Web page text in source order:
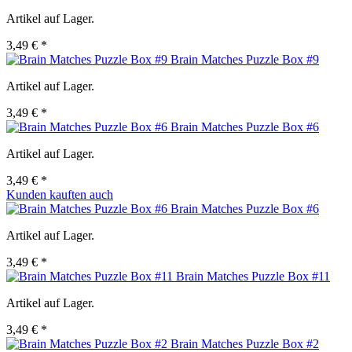
Artikel auf Lager.
3,49 € *
Brain Matches Puzzle Box #9
Artikel auf Lager.
3,49 € *
Brain Matches Puzzle Box #6
Artikel auf Lager.
3,49 € *
Kunden kauften auch
Brain Matches Puzzle Box #6
Artikel auf Lager.
3,49 € *
Brain Matches Puzzle Box #11
Artikel auf Lager.
3,49 € *
Brain Matches Puzzle Box #2